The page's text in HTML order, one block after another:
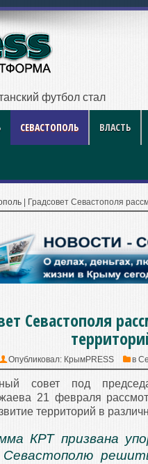
футбол стал
СЕВАСТОПОЛЬ ВЛАСТЬ
Градсовет Севастополя
Севастополя
Опубликовал: КрымPRESS в
совет под
21 февраля
территорий в
КРТ призвана
Севастополю